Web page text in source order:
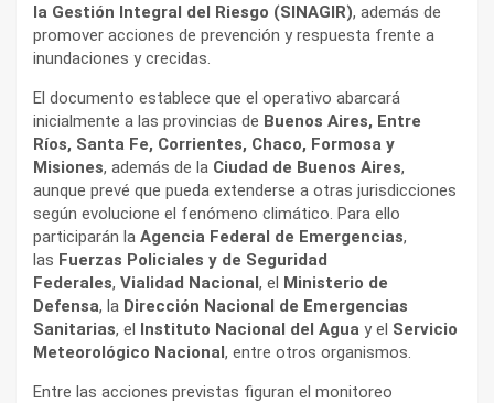
la Gestión Integral del Riesgo (SINAGIR), además de
promover acciones de prevención y respuesta frente a
inundaciones y crecidas.
El documento establece que el operativo abarcará
inicialmente a las provincias de Buenos Aires, Entre
Ríos, Santa Fe, Corrientes, Chaco, Formosa y
Misiones, además de la Ciudad de Buenos Aires,
aunque prevé que pueda extenderse a otras jurisdicciones
según evolucione el fenómeno climático. Para ello
participarán la Agencia Federal de Emergencias,
las Fuerzas Policiales y de Seguridad
Federales, Vialidad Nacional, el Ministerio de
Defensa, la Dirección Nacional de Emergencias
Sanitarias, el Instituto Nacional del Agua y el Servicio
Meteorológico Nacional, entre otros organismos.
Entre las acciones previstas figuran el monitoreo